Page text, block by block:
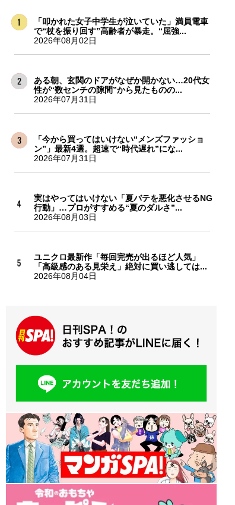
「叩かれた女子中学生が泣いていた」満員電車
で“杖を振り回す”高齢者が暴走。“屈強...
2026年08月02日
ある朝、玄関のドアがなぜか開かない…20代女
性が“数センチの隙間”から見たものの...
2026年07月31日
「今から買ってはいけない“メンズファッショ
ン”」最新4選。超速で“時代遅れ”にな...
2026年07月31日
実はやってはいけない「夏バテを悪化させるNG
行動」…プロがすすめる“夏のダルさ”...
2026年08月03日
ユニクロ最新作「毎回完売が出るほど人気」
「高級感のある見栄え」絶対に買い逃しては...
2026年08月04日